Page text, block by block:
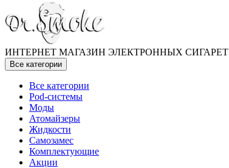
ИНТЕРНЕТ МАГАЗИН ЭЛЕКТРОННЫХ СИГАРЕТ
Все категории
Все категории
Pod-системы
Моды
Атомайзеры
Жидкости
Самозамес
Комплектующие
Акции